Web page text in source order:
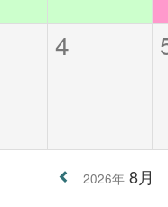
4
2026年 8月